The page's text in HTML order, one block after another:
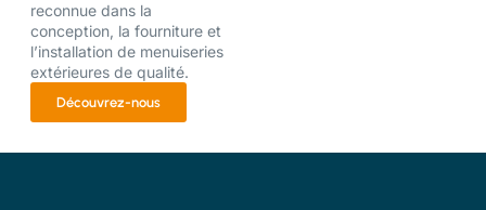
reconnue dans la
conception, la fourniture et
l’installation de menuiseries
extérieures de qualité.
Découvrez-nous